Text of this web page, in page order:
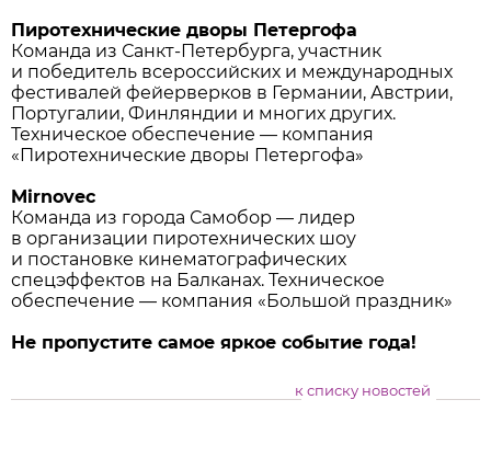
Пиротехнические дворы Петергофа
Команда из Санкт-Петербурга, участник
и победитель всероссийских и международных
фестивалей фейерверков в Германии, Австрии,
Португалии, Финляндии и многих других.
Техническое обеспечение — компания
«Пиротехнические дворы Петергофа»
Mirnovec
Команда из города Самобор — лидер
в организации пиротехнических шоу
и постановке кинематографических
спецэффектов на Балканах. Техническое
обеспечение — компания «Большой праздник»
Не пропустите самое яркое событие года!
к списку новостей